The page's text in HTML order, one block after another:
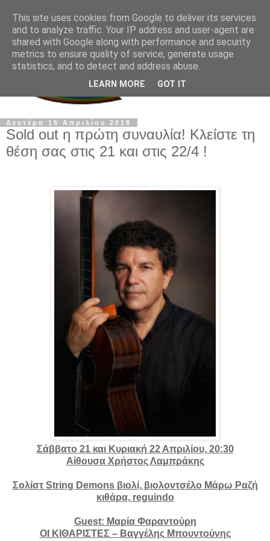
Δευτέρα 16 Απριλίου 2018
Sold out η πρώτη συναυλία! Κλείστε τη
θέση σας στις 21 και στις 22/4 !
Σάββατο 21 και Κυριακή 22 Απριλίου, 20:30
Αίθουσα Χρήστος Λαμπράκης
Σολίστ String Demons βιολί, βιολοντσέλο Μάρω Ραζή
κιθάρα, reguindo
Guest: Μαρία Φαραντούρη
ΟΙ ΚΙΘΑΡΙΣΤΕΣ – Βαγγέλης Μπουντούνης
This site uses cookies from Google to deliver its services
and to analyze traffic. Your IP address and user-agent are
shared with Google along with performance and security
metrics to ensure quality of service, generate usage
statistics, and to detect and address abuse.
LEARN MORE GOT IT